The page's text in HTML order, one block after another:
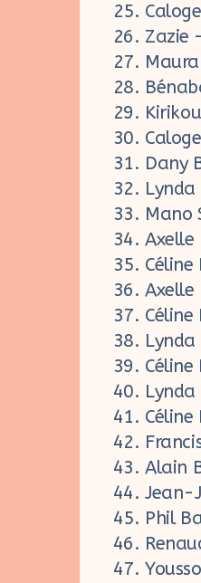
Zazie
Dany
Mano
Axelle
Céline
Axelle
Lynda
Céline
Alain
Jean-
Phil